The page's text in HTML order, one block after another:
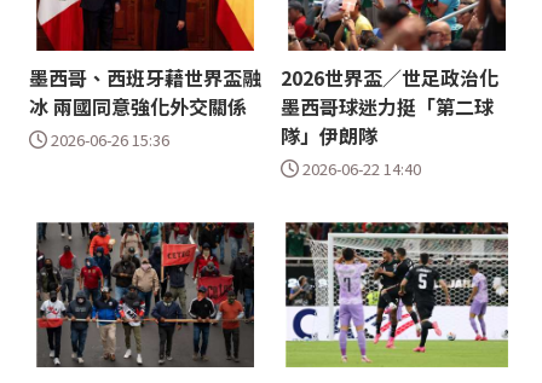
墨西哥、西班牙藉世界盃融
冰 兩國同意強化外交關係
2026-06-26 15:36
2026世界盃／世足政治化
墨西哥球迷力挺「第二球
隊」伊朗隊
2026-06-22 14:40